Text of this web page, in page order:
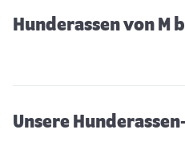
Hunderassen von M
Unsere